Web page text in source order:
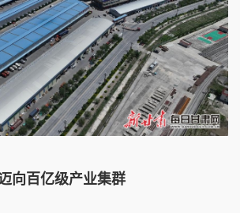
向百亿级产业集群